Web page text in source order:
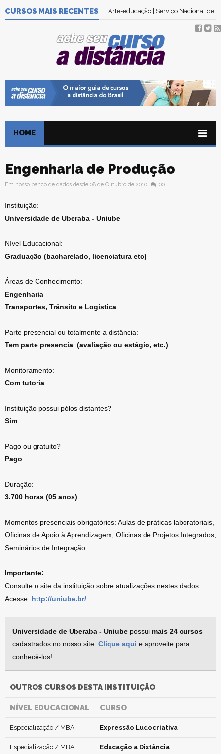
CURSOS MAIS RECENTES Arte-educação | Serviço Nacional de
HOME
Engenharia de Produção
Em nosso banco de dados desde 08 de Outubro de 2010 00
Instituição:
Universidade de Uberaba - Uniube
Nível Educacional:
Graduação (bacharelado, licenciatura etc)
Áreas de Conhecimento:
Engenharia
Transportes, Trânsito e Logística
Parte presencial ou totalmente a distância:
Tem parte presencial (avaliação ou estágio, etc.)
Monitoramento:
Com tutoria
Instituição possui pólos distantes?
Sim
Pago ou gratuito?
Pago
Duração:
3.700 horas (05 anos)
Momentos presenciais obrigatórios: Aulas de práticas laboratoriais,
Oficinas de Apoio à Aprendizagem, Oficinas de Projetos Integrados,
Seminários de Integração.
Importante:
Consulte o site da instituição sobre atualizações nestes dados.
Acesse: http://uniube.br/
Universidade de Uberaba - Uniube possui mais 24 cursos
cadastrados no nosso site. Clique aqui e aproveite para
conhecê-los!
OUTROS CURSOS DESTA INSTITUIÇÃO
NÍVEL EDUCACIONAL CURSO
Especialização / MBA Expressão Ludocriativa
Especialização / MBA Educação a Distância